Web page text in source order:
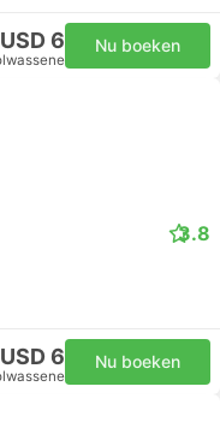
USD 6 Nu boeken
3.8
USD 6 Nu boeken